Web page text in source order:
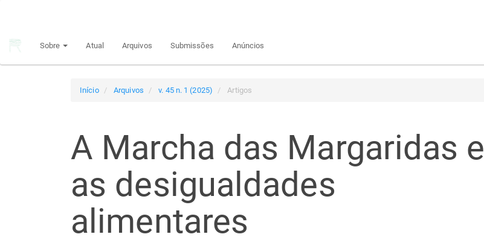
principal
Sobre Atual Arquivos Submissões Anúncios
Início Arquivos v. 45 n. 1 (2025) Artigos
A Marcha das Margaridas e
as desigualdades
alimentares